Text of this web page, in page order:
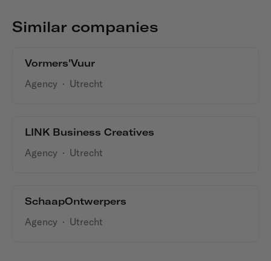
Similar companies
Vormers'Vuur
Agency · Utrecht
LINK Business Creatives
Agency · Utrecht
SchaapOntwerpers
Agency · Utrecht